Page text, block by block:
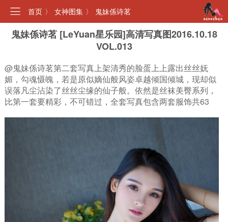
首页 〉 女神图集 〉 鬼妹係诗茗
鬼妹係诗茗 [LeYuan星乐园]高清写真图2016.10.18
VOL.013
@鬼妹係诗茗第二套写真上架清秀的脸蛋上上露出丝丝妩
媚，勾魂慑魄，若是原似嫡仙般风姿卓越倾国倾城，现却似
误落凡尘沾染了丝丝尘缘的仙子般。依然是丝袜美臀系列，
比第一套要精彩，不可错过，全套写真包含两套服饰共63